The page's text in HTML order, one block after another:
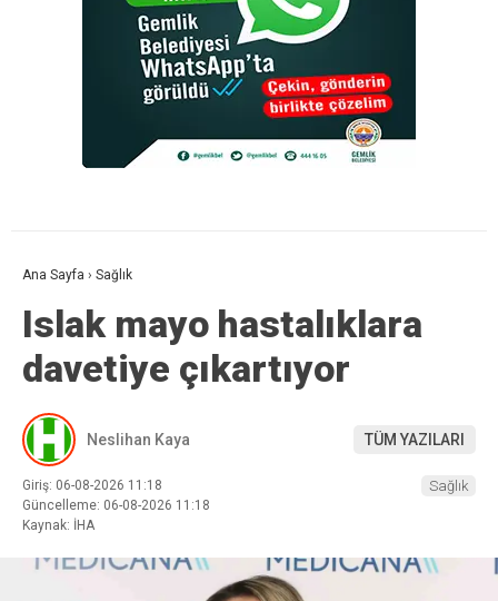
Ana Sayfa › Sağlık
Islak mayo hastalıklara
davetiye çıkartıyor
Neslihan Kaya TÜM YAZILARI
Giriş: 06-08-2026 11:18
Güncelleme: 06-08-2026 11:18
Kaynak: İHA
Sağlık